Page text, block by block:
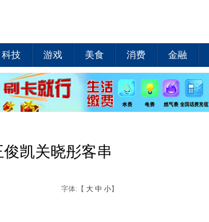
科技 游戏 美食 消费 金融
凯关晓彤客串
字体:【 大 中 小】